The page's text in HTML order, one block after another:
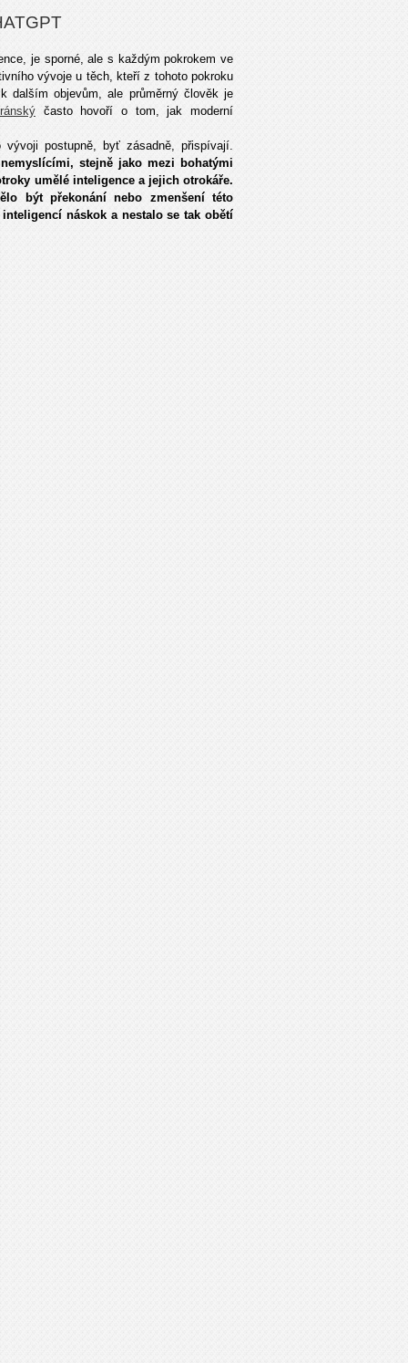
je sporné, ale s každým pokrokem ve
vývoje u těch, kteří z tohoto pokroku
dalším objevům, ale průměrný člověk je
často hovoří o tom, jak moderní
postupně, byť zásadně, přispívají.
stejně jako mezi bohatými
umělé inteligence a jejich otrokáře.
být překonání nebo zmenšení této
náskok a nestalo se tak obětí